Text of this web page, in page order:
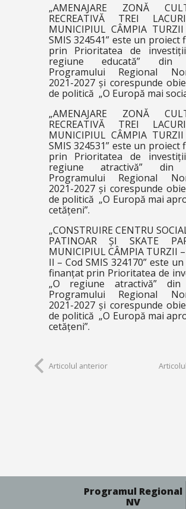
„AMENAJARE ZONĂ
RECREATIVĂ TREI
MUNICIPIUL CÂMPIA
SMIS 324541” este un proiect
prin Prioritatea de
regiune educată” din
Programului Regional
2021-2027 și corespunde
de politică „O Europă mai
„AMENAJARE ZONĂ
RECREATIVĂ TREI
MUNICIPIUL CÂMPIA
SMIS 324531” este un proiect
prin Prioritatea de
regiune atractivă” din
Programului Regional
2021-2027 și corespunde
de politică „O Europă mai
cetățeni”.
„CONSTRUIRE CENTRU
PATINOAR ȘI SKATE
MUNICIPIUL CÂMPIA TURZII
II – Cod SMIS 324170” este
finanțat prin Prioritatea de
„O regiune atractivă” din
Programului Regional
2021-2027 și corespunde
de politică „O Europă mai
cetățeni”.
Articolul anterior
Programul Regional
NV